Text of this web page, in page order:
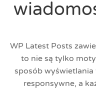
WP Latest Posts
to nie są tylko
sposób
responsywne, a